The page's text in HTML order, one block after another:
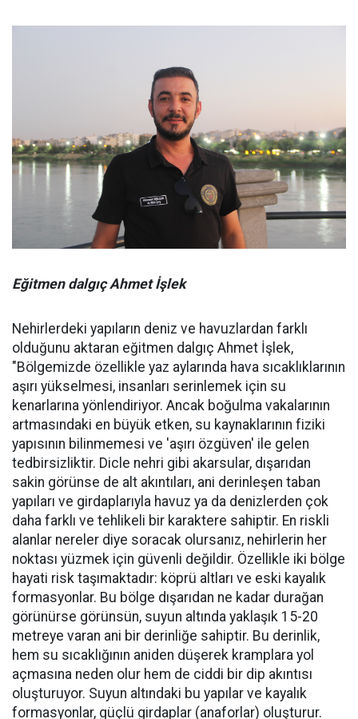
Eğitmen dalgıç Ahmet İşlek
Nehirlerdeki yapıların deniz ve havuzlardan farklı
olduğunu aktaran eğitmen dalgıç Ahmet İşlek,
"Bölgemizde özellikle yaz aylarında hava sıcaklıklarının
aşırı yükselmesi, insanları serinlemek için su
kenarlarına yönlendiriyor. Ancak boğulma vakalarının
artmasındaki en büyük etken, su kaynaklarının fiziki
yapısının bilinmemesi ve 'aşırı özgüven' ile gelen
tedbirsizliktir. Dicle nehri gibi akarsular, dışarıdan
sakin görünse de alt akıntıları, ani derinleşen taban
yapıları ve girdaplarıyla havuz ya da denizlerden çok
daha farklı ve tehlikeli bir karaktere sahiptir. En riskli
alanlar nereler diye soracak olursanız, nehirlerin her
noktası yüzmek için güvenli değildir. Özellikle iki bölge
hayati risk taşımaktadır: köprü altları ve eski kayalık
formasyonlar. Bu bölge dışarıdan ne kadar durağan
görünürse görünsün, suyun altında yaklaşık 15-20
metreye varan ani bir derinliğe sahiptir. Bu derinlik,
hem su sıcaklığının aniden düşerek kramplara yol
açmasına neden olur hem de ciddi bir dip akıntısı
oluşturuyor. Suyun altındaki bu yapılar ve kayalık
formasyonlar, güçlü girdaplar (anaforlar) oluşturur.